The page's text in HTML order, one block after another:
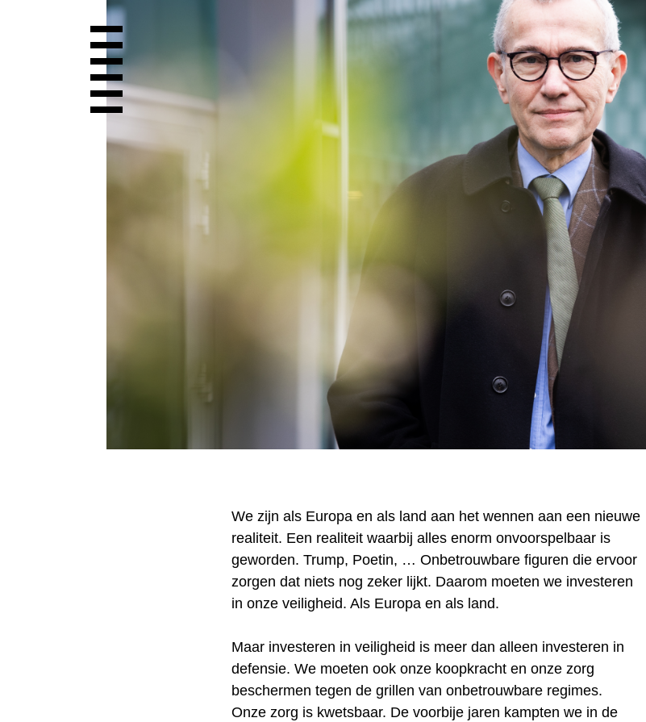
We zijn als Europa en als land aan het wennen aan een nieuwe
realiteit. Een realiteit waarbij alles enorm onvoorspelbaar is
geworden. Trump, Poetin, … Onbetrouwbare figuren die ervoor
zorgen dat niets nog zeker lijkt. Daarom moeten we investeren
in onze veiligheid. Als Europa en als land.
Maar investeren in veiligheid is meer dan alleen investeren in
defensie. We moeten ook onze koopkracht en onze zorg
beschermen tegen de grillen van onbetrouwbare regimes.
Onze zorg is kwetsbaar. De voorbije jaren kampten we in de